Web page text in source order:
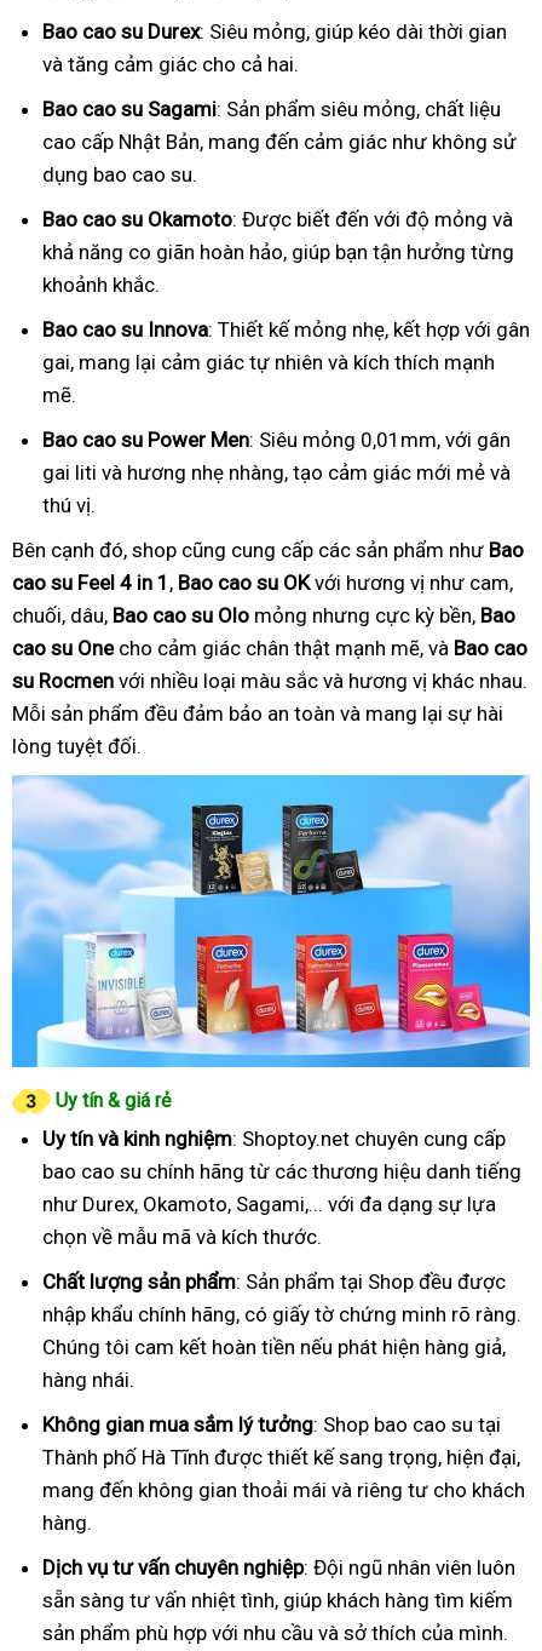
Bao cao su Durex: Siêu mỏng, giúp kéo dài thời gian
và tăng cảm giác cho cả hai.
Bao cao su Sagami: Sản phẩm siêu mỏng, chất liệu
cao cấp Nhật Bản, mang đến cảm giác như không sử
dụng bao cao su.
Bao cao su Okamoto: Được biết đến với độ mỏng và
khả năng co giãn hoàn hảo, giúp bạn tận hưởng từng
khoảnh khắc.
Bao cao su Innova: Thiết kế mỏng nhẹ, kết hợp với gân
gai, mang lại cảm giác tự nhiên và kích thích mạnh
mẽ.
Bao cao su Power Men: Siêu mỏng 0,01mm, với gân
gai liti và hương nhẹ nhàng, tạo cảm giác mới mẻ và
thú vị.
Bên cạnh đó, shop cũng cung cấp các sản phẩm như Bao
cao su Feel 4 in 1 , Bao cao su OKvới hương vị như cam,
chuối, dâu, Bao cao su Olo mỏng nhưng cực kỳ bền, Bao
cao su Onecho cảm giác chân thật mạnh mẽ, và Bao cao
su Rocmen với nhiều loại màu sắc và hương vị khác nhau.
Mỗi sản phẩm đều đảm bảo an toàn và mang lại sự hài
lòng tuyệt đối.
Uy tín & giá rẻ
Uy tín và kinh nghiệm: Shoptoy.net chuyên cung cấp
bao cao su chính hãng từ các thương hiệu danh tiếng
như Durex, Okamoto, Sagami,... với đa dạng sự lựa
chọn về mẫu mã và kích thước.
Chất lượng sản phẩm: Sản phẩm tại Shop đều được
nhập khẩu chính hãng, có giấy tờ chứng minh rõ ràng.
Chúng tôi cam kết hoàn tiền nếu phát hiện hàng giả,
hàng nhái.
Không gian mua sắm lý tưởng: Shop bao cao su tại
Thành phố Hà Tĩnh được thiết kế sang trọng, hiện đại,
mang đến không gian thoải mái và riêng tư cho khách
hàng.
Dịch vụ tư vấn chuyên nghiệp: Đội ngũ nhân viên luôn
sẵn sàng tư vấn nhiệt tình, giúp khách hàng tìm kiếm
sản phẩm phù hợp với nhu cầu và sở thích của mình.